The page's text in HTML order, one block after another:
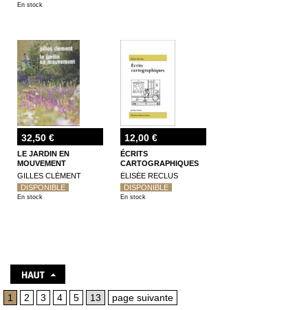
En stock
32,50 €
LE JARDIN EN
MOUVEMENT
GILLES CLÉMENT
DISPONIBLE
En stock
12,00 €
ÉCRITS
CARTOGRAPHIQUES
ÉLISÉE RECLUS
DISPONIBLE
En stock
1 2 3 4 5 13 page suivante